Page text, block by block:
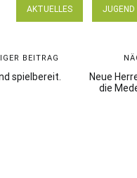
AKTUELLES JUGEND
BEITRAG
spielbereit.
Neue
die